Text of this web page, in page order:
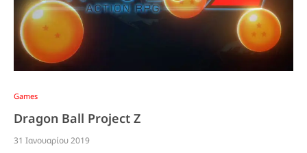
Games
Dragon Ball Project Z
31 Ιανουαρίου 2019